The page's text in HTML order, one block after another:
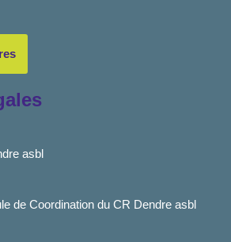
asbl
de Coordination du CR Dendre asbl